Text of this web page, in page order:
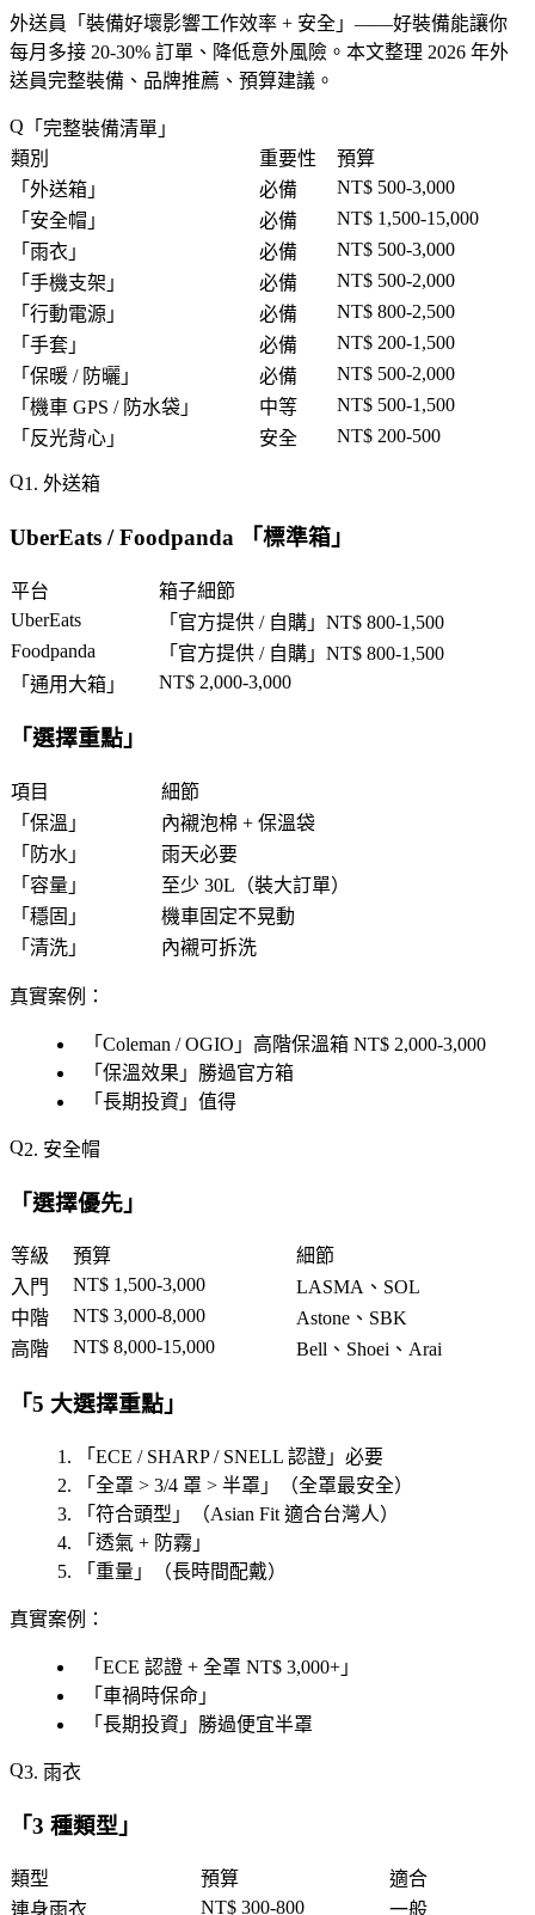
外送員「 裝備好壞影響工作效率 + 安全 」——好裝備能讓你
每月多接 20-30% 訂單、降低意外風險。本文整理 2026 年外
送員完整裝備、品牌推薦、預算建議。
「 完整裝備清單 」
類別
重要性
預算
「 外送箱 」 必備
NT$ 500-3,000
「 安全帽 」 必備
NT$ 1,500-15,000
「 雨衣 」 必備
NT$ 500-3,000
「 手機支架 」 必備
NT$ 500-2,000
「 行動電源 」 必備
NT$ 800-2,500
「 手套 」 必備
NT$ 200-1,500
「 保暖 / 防曬 」 必備
NT$ 500-2,000
「 機車 GPS / 防水袋 」 中等
NT$ 500-1,500
「 反光背心 」 安全 NT$ 200-500
1. 外送箱
UberEats / Foodpanda 「標準箱 」
平台
箱子細節
UberEats
「 官方提供 / 自購 」NT$ 800-1,500
Foodpanda
「 官方提供 / 自購 」NT$ 800-1,500
「 通用大箱 」 NT$ 2,000-3,000
「選擇重點 」
項目
細節
「 保溫 」
內襯泡棉 + 保溫袋
「 防水 」
雨天必要
「 容量 」
至少 30L（裝大訂單）
「 穩固 」
機車固定不晃動
「 清洗 」 內襯可拆洗
真實案例 ：
「 Coleman / OGIO 」高階保溫箱 NT$ 2,000-3,000
「 保溫效果 」勝過官方箱
「 長期投資 」值得
2. 安全帽
「選擇優先 」
等級 預算
細節
入門
NT$ 1,500-3,000
LASMA、SOL
中階
NT$ 3,000-8,000
Astone、SBK
高階
NT$ 8,000-15,000 Bell、Shoei、Arai
「5 大選擇重點 」
「 ECE / SHARP / SNELL 認證 」必要
「 全罩 > 3/4 罩 > 半罩 」（全罩最安全）
「 符合頭型 」（Asian Fit 適合台灣人）
「 透氣 + 防霧 」
「 重量 」（長時間配戴）
真實案例 ：
「 ECE 認證 + 全罩 NT$ 3,000+ 」
「 車禍時保命 」
「 長期投資 」勝過便宜半罩
3. 雨衣
「3 種類型 」
類型 預算
適合
連身雨衣
NT$ 300-800 一般